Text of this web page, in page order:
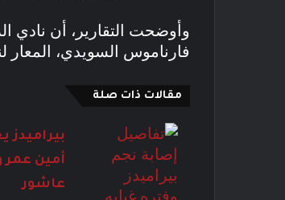
وأوضحت التقارير، أن نادي
فارناموس السويدي، المعار
مقالات ذات صلة
أمين عمر
عاشور